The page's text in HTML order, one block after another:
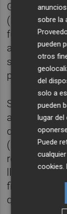
Grenadiers)
(Movistar
fuerzas para
aguantó
superado el
primera de
Superada
afronta este
distinta,
(Espace
recorrido.
llana, con
final,
que una fuga
sobre la
pueden
otros
del
solo a
pueden
lugar
Puede
cookies.